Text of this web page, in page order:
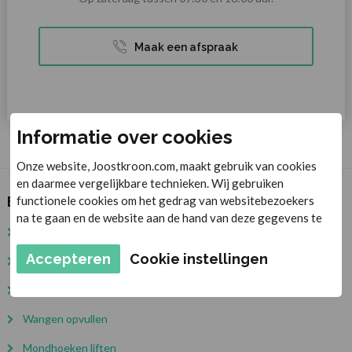
Maak een afspraak
Behandelingen
Fillers
Wangen opvullen
Mondhoeken liften
Informatie over cookies
Onze website, Joostkroon.com, maakt gebruik van cookies
en daarmee vergelijkbare technieken. Wij gebruiken
functionele cookies om het gedrag van websitebezoekers
na te gaan en de website aan de hand van deze gegevens te
om gepersonaliseerde advertenties te tonen. De
persoonsgegevens en cookies van de gebruikers worden
worden persoonsgegevens verwerkt. Je geeft toestemming
Accepteren Cookie instellingen